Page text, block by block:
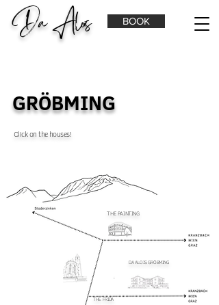
BOOK
Da Alois
GRÖBMING
Click on the houses!
THE PAINTING
DA ALOIS GRÖBMING
THE FRIDA